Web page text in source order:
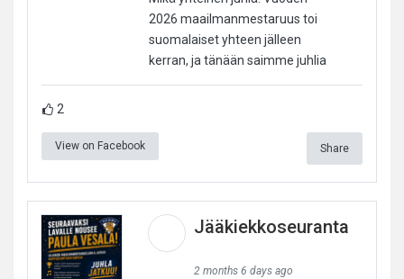
2026 maailmanmestaruus toi
suomalaiset yhteen jälleen
kerran, ja tänään saimme juhlia
2
View on Facebook Share
Jääkiekkoseuranta
2 months 6 days ago